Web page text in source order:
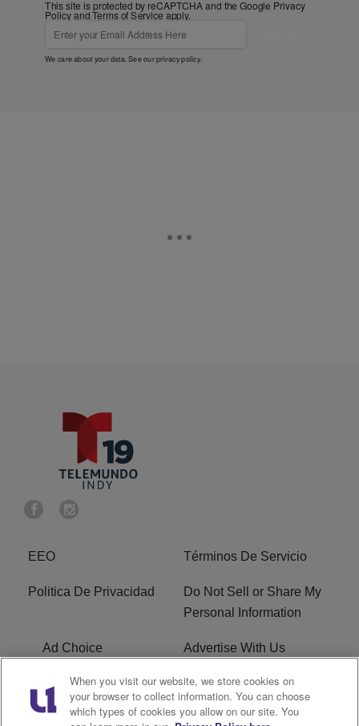
This site is protected by reCAPTCHA and the Google Privacy
PolicyandTerms of Service apply.
We care about your data. See ourprivacy policy.
EEO Términos De Servicio
Politica De Privacidad
Do Not Sell or Share My
Personal Information
Ad Choice Advertise With Us
Terms of Service R1 Digital
Closed Captioning
When you visit our website, we store cookies on
your browser to collect information. You can choose
which types of cookies you allow on our site. You